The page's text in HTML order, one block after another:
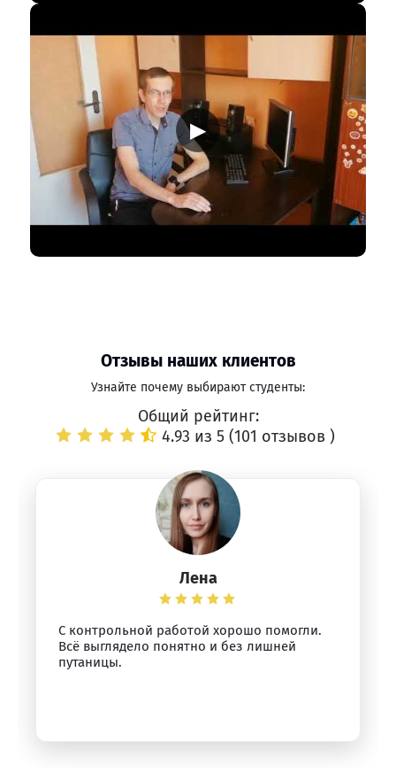
▶
Отзывы наших клиентов
Узнайте почему выбирают студенты:
Общий рейтинг:
4.93 из 5 (101 отзывов )
Лена
С контрольной работой хорошо помогли.
Всё выглядело понятно и без лишней
путаницы.